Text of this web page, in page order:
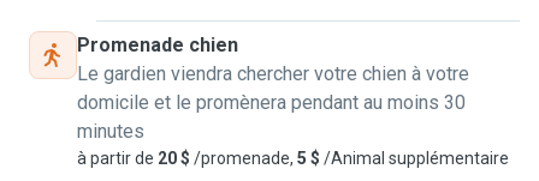
Nettoyage de litière / nourriture / câlins etc..
Je peux envoyer des photos après la promenade ou lors
de la visite.
Promenade chien
Le gardien viendra chercher votre chien à votre
domicile et le promènera pendant au moins 30
minutes
à partir de 20 $ /promenade, 5 $ /Animal supplémentaire